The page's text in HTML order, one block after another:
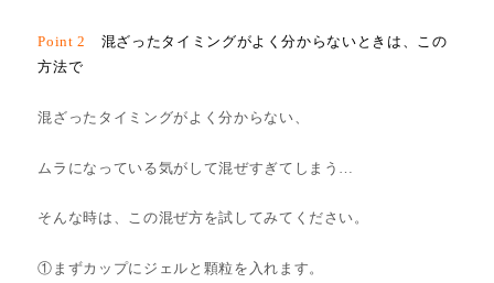
Point 2 混ざったタイミングがよく分からないときは、この
方法で
混ざったタイミングがよく分からない、
ムラになっている気がして混ぜすぎてしまう…
そんな時は、この混ぜ方を試してみてください。
①まずカップにジェルと顆粒を入れます。